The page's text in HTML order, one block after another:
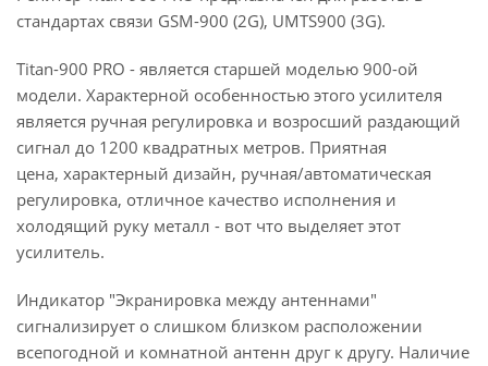
стандартах связи GSM-900 (2G), UMTS900 (3G).
Titan-900 PRO - является старшей моделью 900-ой
модели. Характерной особенностью этого усилителя
является ручная регулировка и возросший раздающий
сигнал до 1200 квадратных метров. Приятная
цена, характерный дизайн, ручная/автоматическая
регулировка, отличное качество исполнения и
холодящий руку металл - вот что выделяет этот
усилитель.
Индикатор "Экранировка между антеннами"
сигнализирует о слишком близком расположении
всепогодной и комнатной антенн друг к другу. Наличие